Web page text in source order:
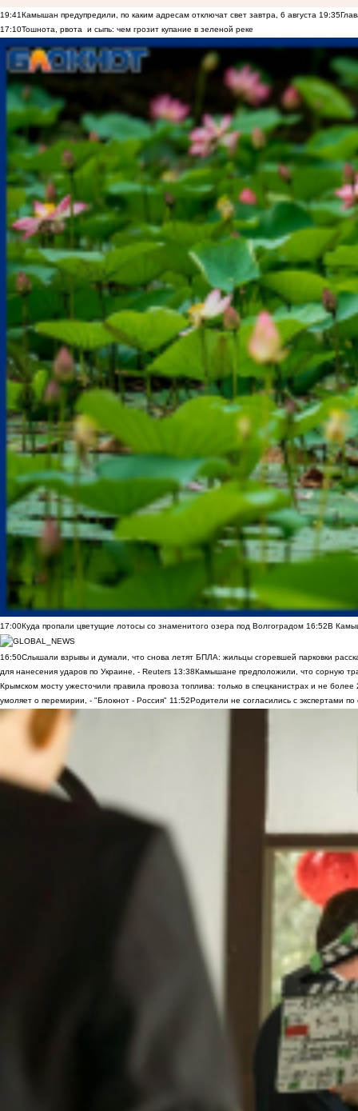
19:41Камышан предупредили, по каким адресам отключат свет завтра, 6 августа 19:35
17:10Тошнота, рвота и сыпь: чем грозит купание в зеленой реке
17:00Куда пропали цветущие лотосы со знаменитого озера под Волгоградом 16:52В
16:50Слышали взрывы и думали, что снова летят БПЛА: жильцы сгоревшей парковки
для нанесения ударов по Украине, - Reuters 13:38Камышане предположили, что сорную
Крымском мосту ужесточили правила провоза топлива: только в спецканистрах и не
умоляет о перемирии, - "Блокнот - Россия" 11:52Родители не согласились с экспертами